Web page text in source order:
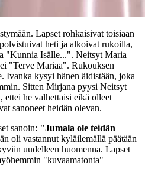
Lapset rohkaisivat toisiaan
heti ja alkoivat rukoilla,
"Kunnia Isälle...". Neitsyt Maria
"Terve Mariaa". Rukouksen
Ivanka kysyi hänen äidistään, joka
Sitten Mirjana pyysi Neitsyt
he valhettaisi eikä olleet
sanoneet heidän olevan.
sanoin: "Jumala ole teidän
oli vastannut kyläilemällä päätään
uudelleen huomenna. Lapset
"kuvaamatonta"